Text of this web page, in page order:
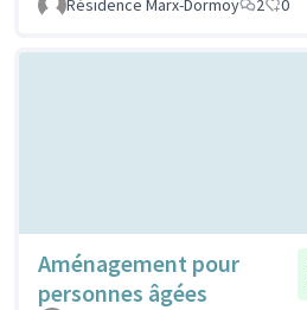
Résidence Marx-Dormoy
2 0
Aménagement pour
personnes âgées